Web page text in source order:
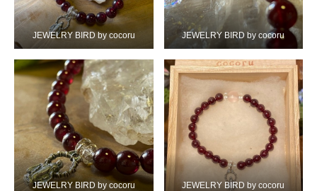
JEWELRY BIRD by cocoru JEWELRY BIRD by cocoru
JEWELRY BIRD by cocoru JEWELRY BIRD by cocoru